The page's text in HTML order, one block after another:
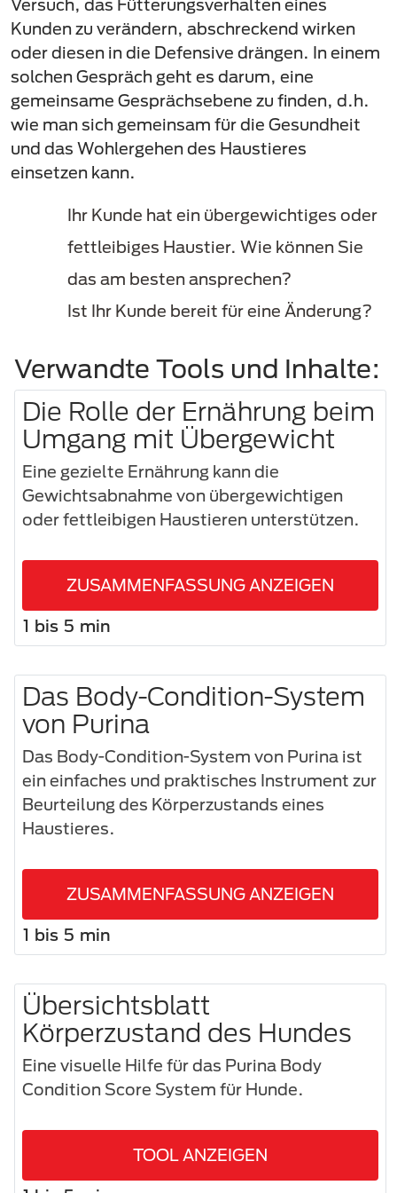
Versuch, das Fütterungsverhalten eines
Kunden zu verändern, abschreckend wirken
oder diesen in die Defensive drängen. In einem
solchen Gespräch geht es darum, eine
gemeinsame Gesprächsebene zu finden, d.h.
wie man sich gemeinsam für die Gesundheit
und das Wohlergehen des Haustieres
einsetzen kann.
Ihr Kunde hat ein übergewichtiges oder
fettleibiges Haustier. Wie können Sie
das am besten ansprechen?
Ist Ihr Kunde bereit für eine Änderung?
Verwandte Tools und Inhalte:
Die Rolle der Ernährung beim
Umgang mit Übergewicht
Eine gezielte Ernährung kann die
Gewichtsabnahme von übergewichtigen
oder fettleibigen Haustieren unterstützen.
ZUSAMMENFASSUNG ANZEIGEN
1 bis 5 min
Das Body-Condition-System
von Purina
Das Body-Condition-System von Purina ist
ein einfaches und praktisches Instrument zur
Beurteilung des Körperzustands eines
Haustieres.
ZUSAMMENFASSUNG ANZEIGEN
1 bis 5 min
Übersichtsblatt
Körperzustand des Hundes
Eine visuelle Hilfe für das Purina Body
Condition Score System für Hunde.
TOOL ANZEIGEN